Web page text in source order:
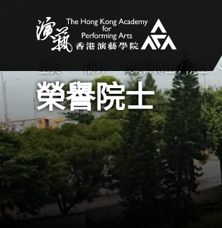
主頁 簡介 榮譽博士 / 院士
榮譽院士